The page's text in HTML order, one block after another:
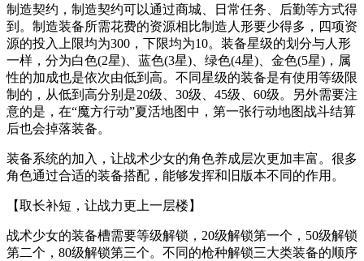
制造契约，制造契约可以通过商城、日常任务、后勤等方式得
到。制造装备所需花费的资源相比制造人形要少得多，四项资
源的投入上限均为300，下限均为10。装备星级的划分与人形
一样，分为白色(2星)、蓝色(3星)、绿色(4星)、金色(5星)，属
性的加成也是依次由低到高。不同星级的装备是有使用等级限
制的，从低到高分别是20级、30级、45级、60级。另外需要注
意的是，在“魔方行动”夏活地图中，第一张行动地图战斗结算
后也会掉落装备。
装备系统的加入，让战术少女的角色养成层次更加丰富。很多
角色通过合适的装备搭配，能够发挥和旧版本不同的作用。
【取长补短，让战力更上一层楼】
战术少女的装备槽需要等级解锁，20级解锁第一个，50级解锁
第二个，80级解锁第三个。不同的枪种解锁三大类装备的顺序